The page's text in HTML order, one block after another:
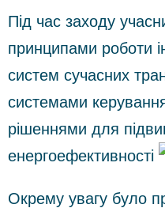
Під час заходу
принципами роботи
систем сучасних
системами
рішеннями для
енергоефективності
Окрему увагу було